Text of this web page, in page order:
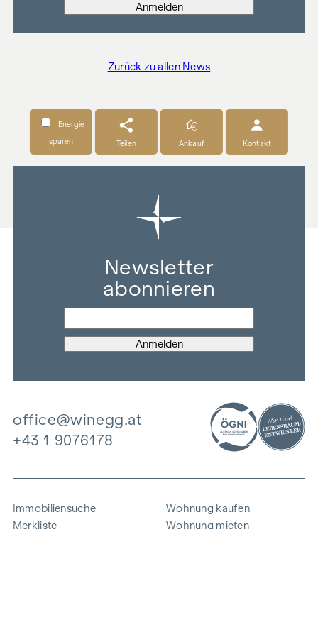
Zurück zu allen News
Energie
sparen
Teilen Ankauf Kontakt
Newsletter
abonnieren
office@winegg.at
+43 1 9076178
Immobiliensuche
Merkliste
Wohnung kaufen
Wohnung mieten